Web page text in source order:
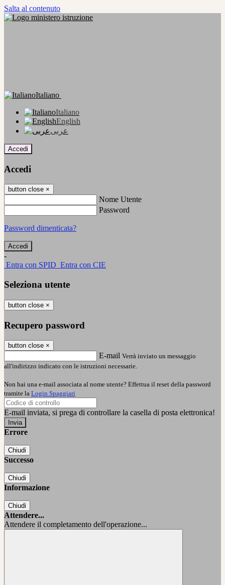
Salta al contenuto
Italiano
Italiano
English
عربى
Accedi
Accedi
button close ×
Nome Utente
Password
Password dimenticata?
-
Entra con SPID Entra con CIE
Seleziona utente
button close ×
Recupero password
button close ×
E-mail Verrà inviato un messaggio
all'indirizzo indicato con le istruzioni necessarie.
Non hai una e-mail associata al nome utente? Effettua il reset della password
tramite la Login Spaggiari
E-mail inviata, si prega di controllare la casella di posta elettronica!
Errore
Chiudi
Successo
Chiudi
Informazione
Chiudi
Attendere...
Attendere il completamento dell'operazione...